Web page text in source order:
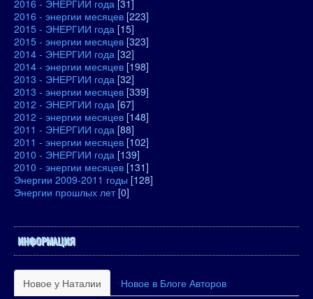
2016 - ЭНЕРГИИ года [31]
2016 - энергии месяцев [223]
2015 - ЭНЕРГИИ года [15]
2015 - энергии месяцев [323]
2014 - ЭНЕРГИИ года [32]
2014 - энергии месяцев [198]
2013 - ЭНЕРГИИ года [32]
2013 - энергии месяцев [339]
2012 - ЭНЕРГИИ года [67]
2012 - энергии месяцев [148]
2011 - ЭНЕРГИИ года [88]
2011 - энергии месяцев [102]
2010 - ЭНЕРГИИ года [139]
2010 - энергии месяцев [131]
Энергии 2009-2011 годы [128]
Энергии прошлых лет [0]
ИНФОРМАЦИЯ
Новое у Наталии Новое в Блоге Авторов